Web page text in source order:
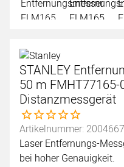
STANLEY
50 m FMHT77165-
Distanzmessgerät
Noch keine Bewertungen
Artikelnummer:
Laser Entfernungs-
bei hoher Genauigkeit.